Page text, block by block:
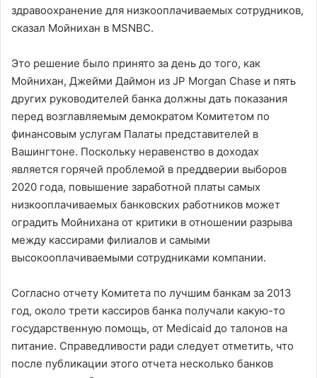
здравоохранение для низкооплачиваемых сотрудников,
сказал Мойнихан в MSNBC.
Это решение было принято за день до того, как
Мойнихан, Джейми Даймон из JP Morgan Chase и пять
других руководителей банка должны дать показания
перед возглавляемым демократом Комитетом по
финансовым услугам Палаты представителей в
Вашингтоне. Поскольку неравенство в доходах
является горячей проблемой в преддверии выборов
2020 года, повышение заработной платы самых
низкооплачиваемых банковских работников может
оградить Мойнихана от критики в отношении разрыва
между кассирами филиалов и самыми
высокооплачиваемыми сотрудниками компании.
Согласно отчету Комитета по лучшим банкам за 2013
год, около трети кассиров банка получали какую-то
государственную помощь, от Medicaid до талонов на
питание. Справедливости ради следует отметить, что
после публикации этого отчета несколько банков